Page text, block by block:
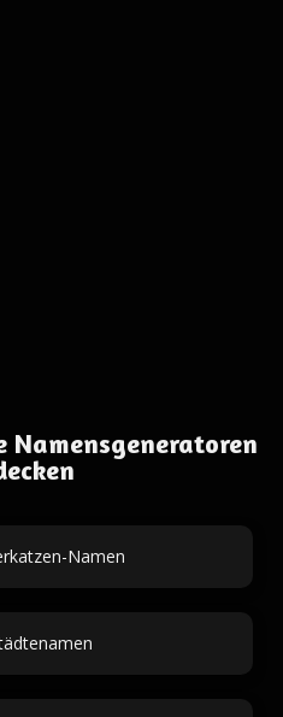
Namensgeneratoren
Namen